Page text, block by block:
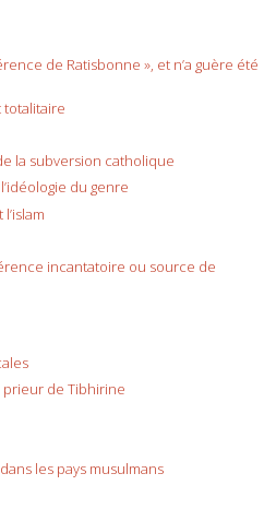
de Ratisbonne », et n’a guère été
totalitaire
la subversion catholique
du genre
incantatoire ou source de
de Tibhirine
les pays musulmans